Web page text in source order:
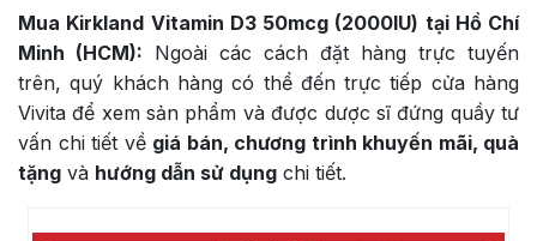
Mua Kirkland Vitamin D3 50mcg (2000IU) tại Hồ Chí
Minh (HCM): Ngoài các cách đặt hàng trực tuyến
trên, quý khách hàng có thể đến trực tiếp cửa hàng
Vivita để xem sản phẩm và được dược sĩ đứng quầy tư
vấn chi tiết về giá bán, chương trình khuyến mãi, quà
tặng và hướng dẫn sử dụng chi tiết.